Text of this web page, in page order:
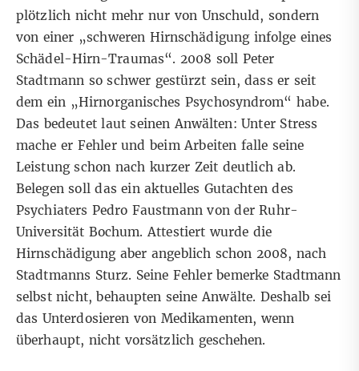
plötzlich nicht mehr nur von Unschuld, sondern
von einer „schweren Hirnschädigung infolge eines
Schädel-Hirn-Traumas“. 2008 soll Peter
Stadtmann so schwer gestürzt sein, dass er seit
dem ein „Hirnorganisches Psychosyndrom“ habe.
Das bedeutet laut seinen Anwälten: Unter Stress
mache er Fehler und beim Arbeiten falle seine
Leistung schon nach kurzer Zeit deutlich ab.
Belegen soll das ein aktuelles Gutachten des
Psychiaters Pedro Faustmann von der Ruhr-
Universität Bochum. Attestiert wurde die
Hirnschädigung aber angeblich schon 2008, nach
Stadtmanns Sturz. Seine Fehler bemerke Stadtmann
selbst nicht, behaupten seine Anwälte. Deshalb sei
das Unterdosieren von Medikamenten, wenn
überhaupt, nicht vorsätzlich geschehen.